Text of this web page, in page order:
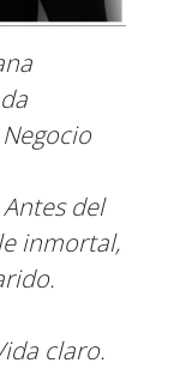
del
inmortal,
claro.